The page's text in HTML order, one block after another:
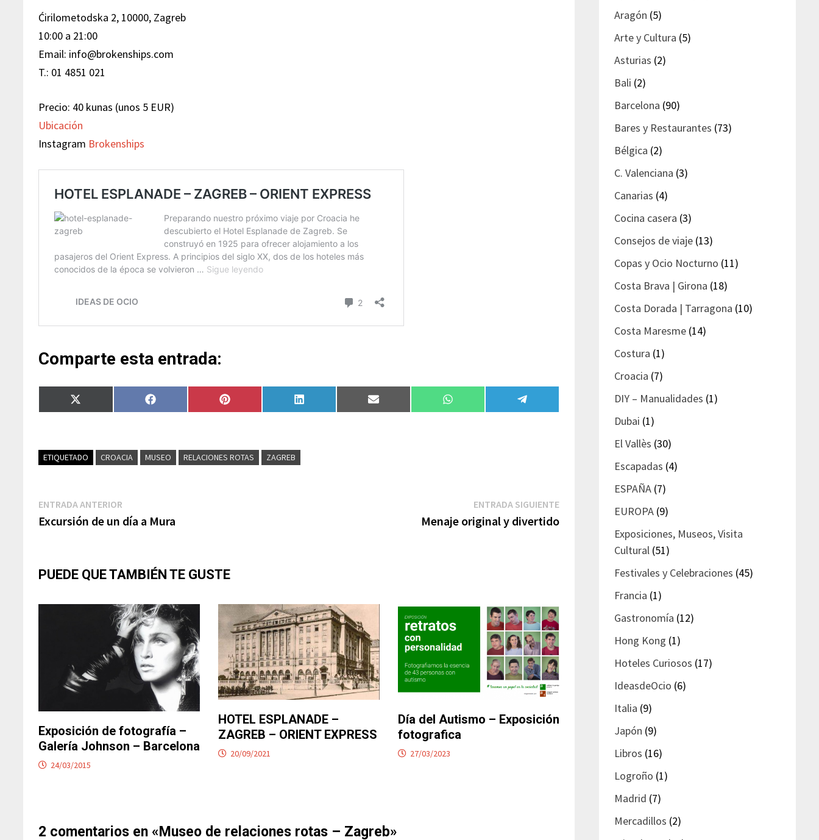
Ćirilometodska 2, 10000, Zagreb
10:00 a 21:00
Email: info@brokenships.com
T.: 01 4851 021
Precio: 40 kunas (unos 5 EUR)
Ubicación
Instagram Brokenships
Comparte esta entrada:
Compartir
en
Compartir
en
Compartir
en
Compartir
en
Compartir
en
Compartir
en
Compartir
en
ETIQUETADO CROACIA MUSEO RELACIONES ROTAS ZAGREB
Navegación
de
ENTRADA ANTERIOR
anterior:
Excursión de un día a Mura
ENTRADA SIGUIENTEEntrada
siguiente:
Menaje original y divertido
PUEDE QUE TAMBIÉN TE GUSTE
Exposición de fotografía –
Galería Johnson – Barcelona
24/03/2015
HOTEL ESPLANADE –
ZAGREB – ORIENT EXPRESS
20/09/2021
Día del Autismo – Exposición
fotografica
27/03/2023
2 comentarios en «Museo de relaciones rotas – Zagreb»
Aragón (5)
Arte y Cultura (5)
Asturias (2)
Bali (2)
Barcelona (90)
Bares y Restaurantes (73)
Bélgica (2)
C. Valenciana (3)
Canarias (4)
Cocina casera (3)
Consejos de viaje (13)
Copas y Ocio Nocturno (11)
Costa Brava | Girona (18)
Costa Dorada | Tarragona (10)
Costa Maresme (14)
Costura (1)
Croacia (7)
DIY – Manualidades (1)
Dubai (1)
El Vallès (30)
Escapadas (4)
ESPAÑA (7)
EUROPA (9)
Exposiciones, Museos, Visita
Cultural (51)
Festivales y Celebraciones (45)
Francia (1)
Gastronomía (12)
Hong Kong (1)
Hoteles Curiosos (17)
IdeasdeOcio (6)
Italia (9)
Japón (9)
Libros (16)
Logroño (1)
Madrid (7)
Mercadillos (2)